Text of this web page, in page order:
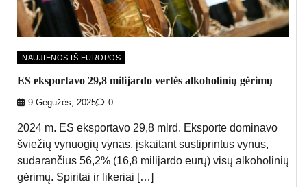
NAUJIENOS IŠ EUROPOS
ES eksportavo 29,8 milijardo vertės alkoholinių gėrimų
9 Gegužės, 2025 0
2024 m. ES eksportavo 29,8 mlrd. Eksporte dominavo
šviežių vynuogių vynas, įskaitant sustiprintus vynus,
sudarančius 56,2% (16,8 milijardo eurų) visų alkoholinių
gėrimų. Spiritai ir likeriai […]